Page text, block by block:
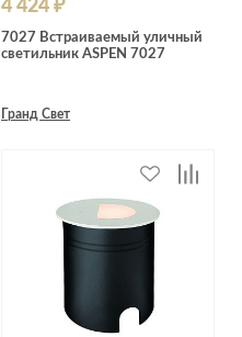
4 424 ₽
7027 Встраиваемый уличный
светильник ASPEN 7027
Гранд Свет